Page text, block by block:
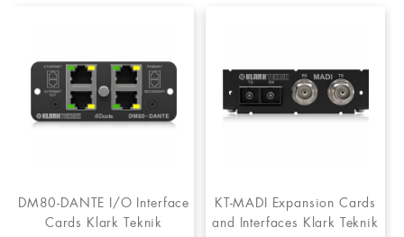
DM80-DANTE I/O Interface
Cards Klark Teknik
KT-MADI Expansion Cards
and Interfaces Klark Teknik